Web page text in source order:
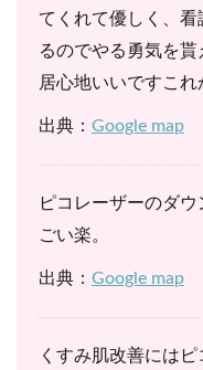
てくれて優しく、
るのでやる勇気を貰
居心地いいですこ
出典： Google map
ピコレーザーのダ
ごい楽。
出典： Google map
くすみ肌改善には